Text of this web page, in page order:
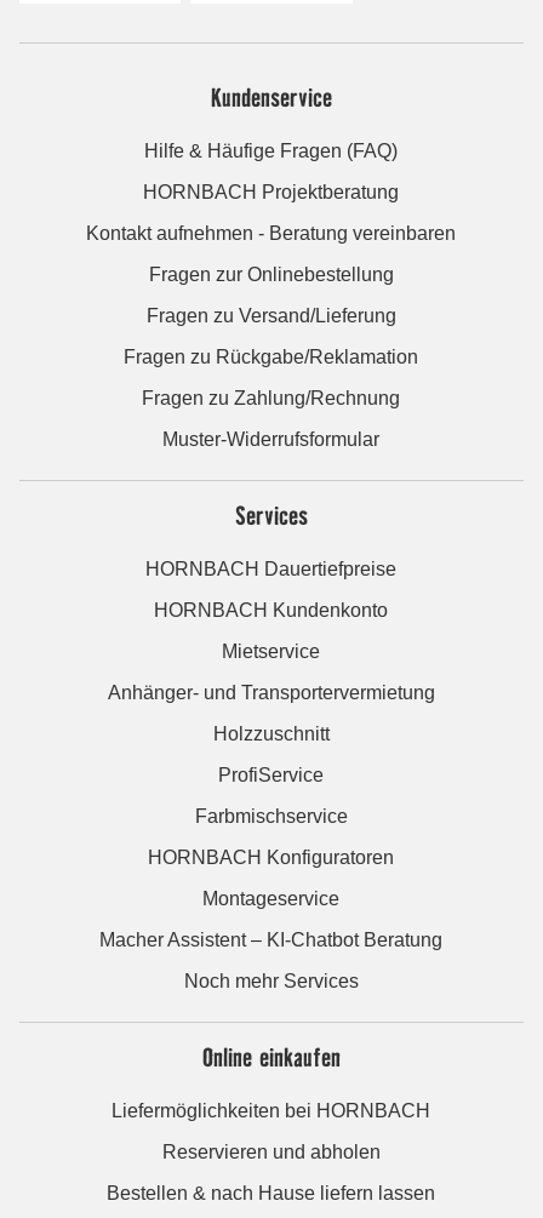
Kundenservice
Hilfe & Häufige Fragen (FAQ)
HORNBACH Projektberatung
Kontakt aufnehmen - Beratung vereinbaren
Fragen zur Onlinebestellung
Fragen zu Versand/Lieferung
Fragen zu Rückgabe/Reklamation
Fragen zu Zahlung/Rechnung
Muster-Widerrufsformular
Services
HORNBACH Dauertiefpreise
HORNBACH Kundenkonto
Mietservice
Anhänger- und Transportervermietung
Holzzuschnitt
ProfiService
Farbmischservice
HORNBACH Konfiguratoren
Montageservice
Macher Assistent – KI-Chatbot Beratung
Noch mehr Services
Online einkaufen
Liefermöglichkeiten bei HORNBACH
Reservieren und abholen
Bestellen & nach Hause liefern lassen